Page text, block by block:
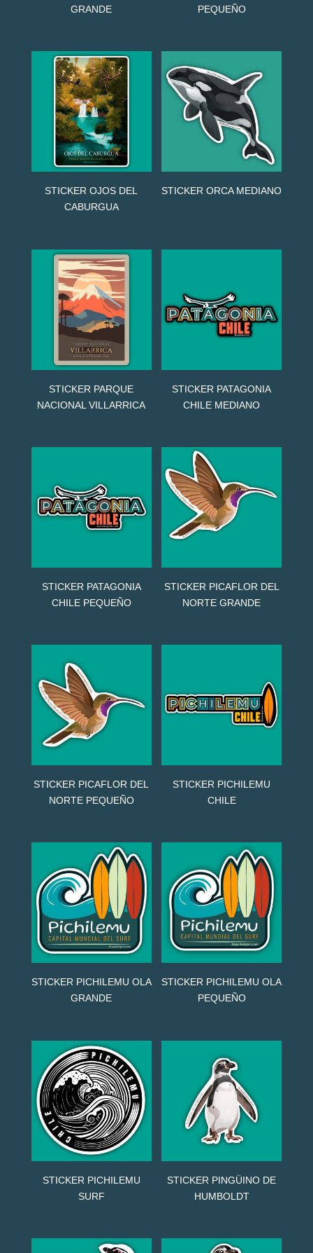
GRANDE
PEQUEÑO
STICKER OJOS DEL
CABURGUA
STICKER ORCA MEDIANO
STICKER PARQUE
NACIONAL VILLARRICA
STICKER PATAGONIA
CHILE MEDIANO
STICKER PATAGONIA
CHILE PEQUEÑO
STICKER PICAFLOR DEL
NORTE GRANDE
STICKER PICAFLOR DEL
NORTE PEQUEÑO
STICKER PICHILEMU
CHILE
STICKER PICHILEMU OLA
GRANDE
STICKER PICHILEMU OLA
PEQUEÑO
STICKER PICHILEMU
SURF
STICKER PINGÜINO DE
HUMBOLDT